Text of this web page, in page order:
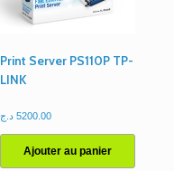
Print Server PS110P TP-
LINK
5200.00 د.ج
Ajouter au panier